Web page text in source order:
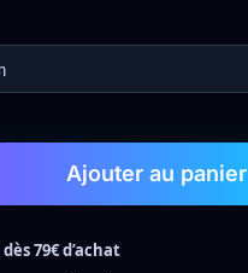
Ajouter au panier
79€ d’achat